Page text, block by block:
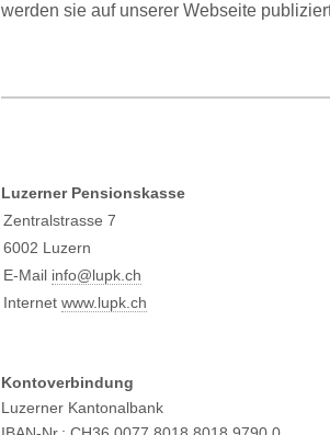
werden sie auf unserer Webseite
Luzerner Pensionskasse
Zentralstrasse 7
6002 Luzern
E-Mail info@lupk.ch
Internet www.lupk.ch
Kontoverbindung
Luzerner Kantonalbank